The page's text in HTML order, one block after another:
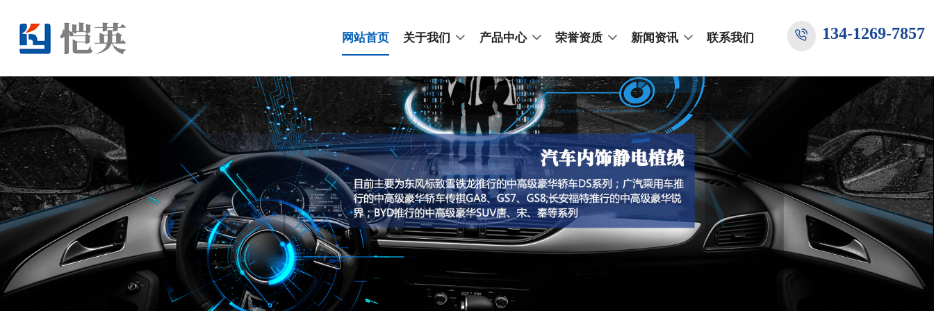
网站首页 关于我们 产品中心 荣誉资质 新闻资讯 联系我们 134-1269-7857